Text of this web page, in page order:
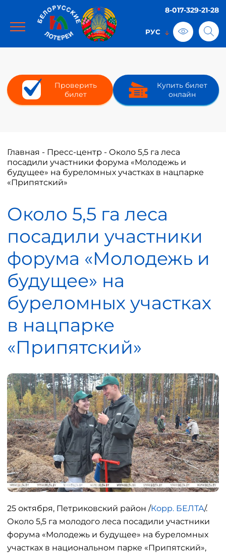
8-017-329-21-28
Проверить
билет
Купить билет
онлайн
Главная - Пресс-центр - Около 5,5 га леса
посадили участники форума «Молодежь и
будущее» на буреломных участках в нацпарке
«Припятский»
Около 5,5 га леса
посадили участники
форума «Молодежь и
будущее» на
буреломных участках
в нацпарке
«Припятский»
25 октября, Петриковский район /Корр. БЕЛТА/.
Около 5,5 га молодого леса посадили участники
форума «Молодежь и будущее» на буреломных
участках в национальном парке «Припятский»,